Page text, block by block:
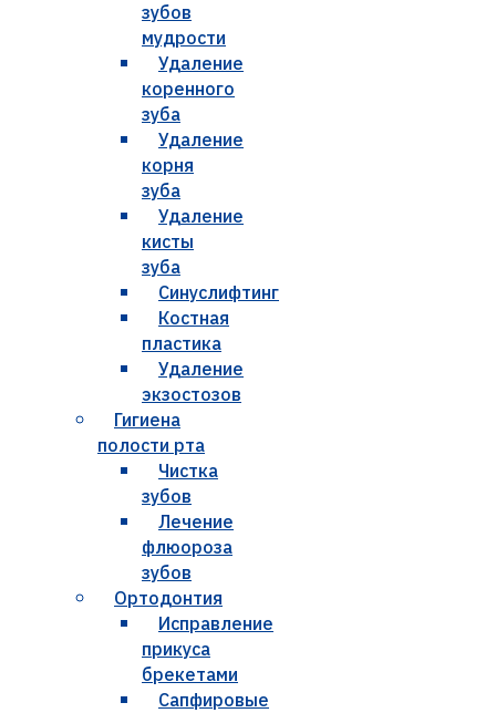
зубов
мудрости
Удаление
коренного
зуба
Удаление
корня
зуба
Удаление
кисты
зуба
Синуслифтинг
Костная
пластика
Удаление
экзостозов
Гигиена
полости рта
Чистка
зубов
Лечение
флюороза
зубов
Ортодонтия
Исправление
прикуса
брекетами
Сапфировые